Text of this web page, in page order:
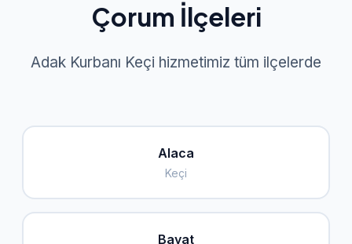
Çorum İlçeleri
Adak Kurbanı Keçi hizmetimiz tüm ilçelerde
Alaca
Keçi
Bayat